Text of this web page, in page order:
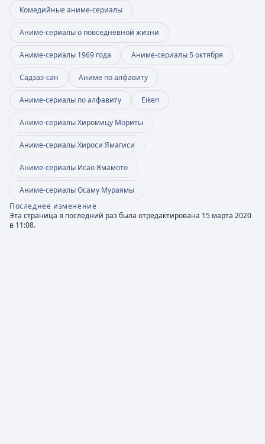
Комедийные аниме-сериалы
Аниме-сериалы о повседневной жизни
Аниме-сериалы 1969 года Аниме-сериалы 5 октября
Садзаэ-сан Аниме по алфавиту
Аниме-сериалы по алфавиту Eiken
Аниме-сериалы Хиромицу Мориты
Аниме-сериалы Хироси Ямагиси
Аниме-сериалы Исао Ямамото
Аниме-сериалы Осаму Мураямы
Последнее изменение
Эта страница в последний раз была отредактирована 15 марта 2020
в 11:08.